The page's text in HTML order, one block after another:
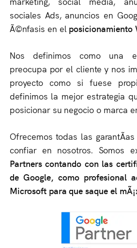
sociales Ads, anuncios en
Ã©nfasis en el posicionamiento
Nos definimos como una
preocupa por el cliente y nos
proyecto como si fuese
definimos la mejor estrategia
posicionar su negocio o marca
Ofrecemos todas las
confiar en nosotros. Somos
Partners contando con las
de Google, como profesional
Microsoft para que saque el